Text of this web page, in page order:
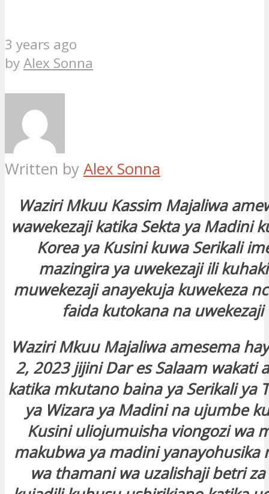
3 years ago
byAlex Sonna
Written by Alex Sonna
Waziri Mkuu Kassim Majaliwa
wawekezaji katika Sekta ya Madini
Korea ya Kusini kuwa Serikali
mazingira ya uwekezaji ili
muwekezaji anayekuja kuwekeza
faida kutokana na uwekezaji
Waziri Mkuu Majaliwa amesema
2, 2023 jijini Dar es Salaam wakati
katika mkutano baina ya Serikali ya
ya Wizara ya Madini na ujumbe
Kusini uliojumuisha viongozi wa
makubwa ya madini yanayohusika
wa thamani wa uzalishaji betri